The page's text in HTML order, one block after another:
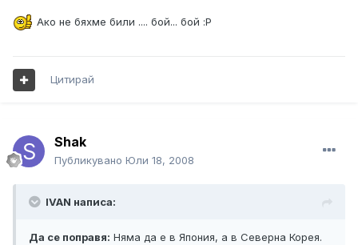
Ако не бяхме били .... бой... бой :Р
Цитирай
Shak
Публикувано Юли 18, 2008
IVAN написа:
Да се поправя: Няма да е в Япония, а в Северна Корея.